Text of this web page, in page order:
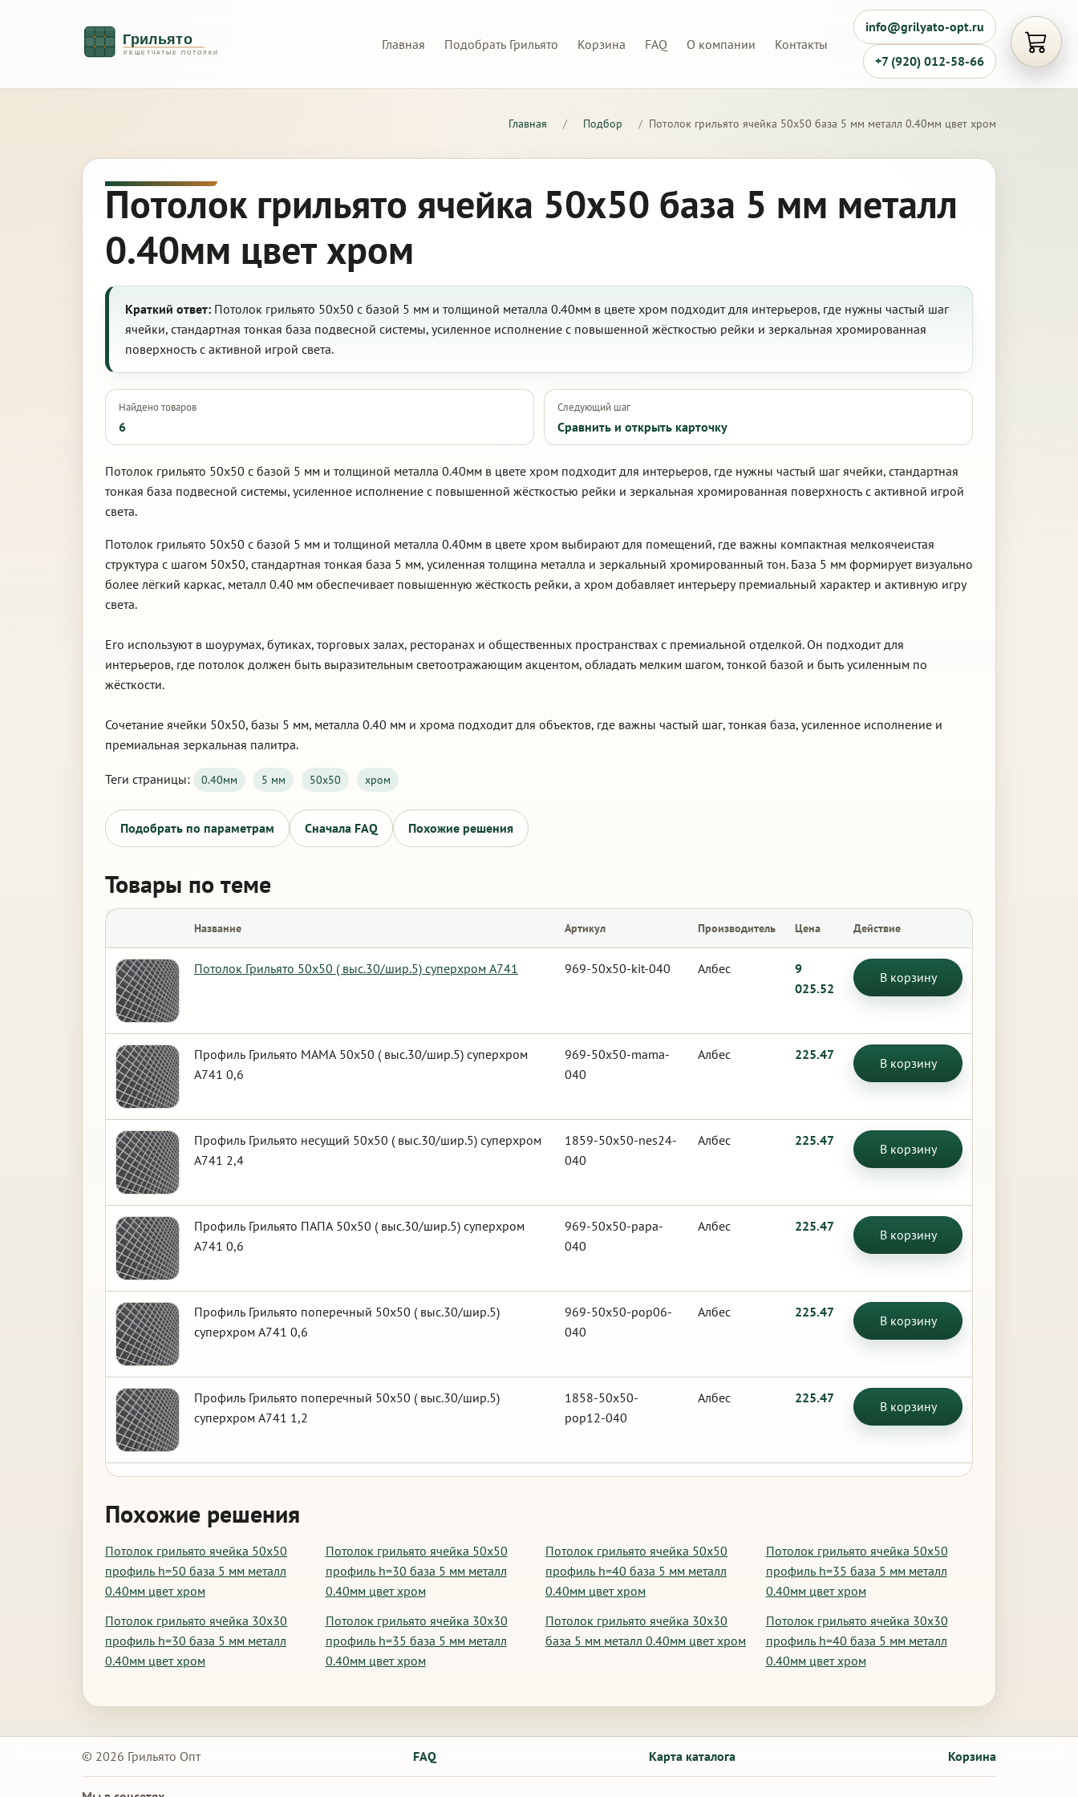
Главная Подобрать Грильято Корзина FAQ О компании Контакты
info@grilyato-opt.ru
+7 (920) 012-58-66
Главная / Подбор / Потолок грильято ячейка 50х50 база 5 мм металл 0.40мм цвет хром
Потолок грильято ячейка 50х50 база 5 мм металл
0.40мм цвет хром
Краткий ответ: Потолок грильято 50х50 с базой 5 мм и толщиной металла 0.40мм в цвете хром подходит для интерьеров, где нужны частый шаг
ячейки, стандартная тонкая база подвесной системы, усиленное исполнение с повышенной жёсткостью рейки и зеркальная хромированная
поверхность с активной игрой света.
Найдено товаров
6
Следующий шаг
Сравнить и открыть карточку
Потолок грильято 50х50 с базой 5 мм и толщиной металла 0.40мм в цвете хром подходит для интерьеров, где нужны частый шаг ячейки, стандартная
тонкая база подвесной системы, усиленное исполнение с повышенной жёсткостью рейки и зеркальная хромированная поверхность с активной игрой
света.
Потолок грильято 50х50 с базой 5 мм и толщиной металла 0.40мм в цвете хром выбирают для помещений, где важны компактная мелкоячеистая
структура с шагом 50х50, стандартная тонкая база 5 мм, усиленная толщина металла и зеркальный хромированный тон. База 5 мм формирует визуально
более лёгкий каркас, металл 0.40 мм обеспечивает повышенную жёсткость рейки, а хром добавляет интерьеру премиальный характер и активную игру
света.
Его используют в шоурумах, бутиках, торговых залах, ресторанах и общественных пространствах с премиальной отделкой. Он подходит для
интерьеров, где потолок должен быть выразительным светоотражающим акцентом, обладать мелким шагом, тонкой базой и быть усиленным по
жёсткости.
Сочетание ячейки 50х50, базы 5 мм, металла 0.40 мм и хрома подходит для объектов, где важны частый шаг, тонкая база, усиленное исполнение и
премиальная зеркальная палитра.
Теги страницы: 0.40мм 5 мм 50х50 хром
Подобрать по параметрам Сначала FAQ Похожие решения
Товары по теме
Название Артикул Производитель Цена Действие
Потолок Грильято 50х50 ( выс.30/шир.5) суперхром А741 969-50x50-kit-040 Албес
9
025.52
В корзину
Профиль Грильято МАМА 50х50 ( выс.30/шир.5) суперхром
А741 0,6
969-50x50-mama-
040
Албес 225.47
В корзину
Профиль Грильято несущий 50х50 ( выс.30/шир.5) суперхром
А741 2,4
1859-50x50-nes24-
040
Албес 225.47
В корзину
Профиль Грильято ПАПА 50х50 ( выс.30/шир.5) суперхром
А741 0,6
969-50x50-papa-
040
Албес 225.47
В корзину
Профиль Грильято поперечный 50х50 ( выс.30/шир.5)
суперхром А741 0,6
969-50x50-pop06-
040
Албес 225.47
В корзину
Профиль Грильято поперечный 50х50 ( выс.30/шир.5)
суперхром А741 1,2
1858-50x50-
pop12-040
Албес 225.47
В корзину
Похожие решения
Потолок грильято ячейка 50х50
профиль h=50 база 5 мм металл
0.40мм цвет хром
Потолок грильято ячейка 50х50
профиль h=30 база 5 мм металл
0.40мм цвет хром
Потолок грильято ячейка 50х50
профиль h=40 база 5 мм металл
0.40мм цвет хром
Потолок грильято ячейка 50х50
профиль h=35 база 5 мм металл
0.40мм цвет хром
Потолок грильято ячейка 30х30
профиль h=30 база 5 мм металл
0.40мм цвет хром
Потолок грильято ячейка 30х30
профиль h=35 база 5 мм металл
0.40мм цвет хром
Потолок грильято ячейка 30х30
база 5 мм металл 0.40мм цвет хром
Потолок грильято ячейка 30х30
профиль h=40 база 5 мм металл
0.40мм цвет хром
© 2026 Грильято Опт FAQ Карта каталога Корзина
Открыть